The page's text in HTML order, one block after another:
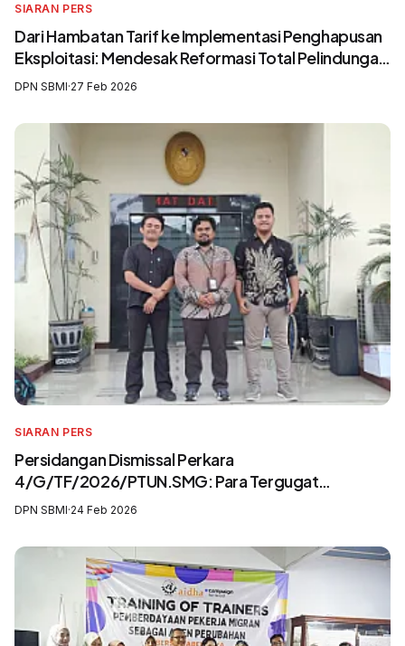
SIARAN PERS
Dari Hambatan Tarif ke Implementasi Penghapusan
Eksploitasi: Mendesak Reformasi Total Pelindungan
Awak Kapal Perikanan
DPN SBMI·27 Feb 2026
SIARAN PERS
Persidangan Dismissal Perkara
4/G/TF/2026/PTUN.SMG: Para Tergugat
Mengingkari SIP3MI dan Mengabaikan UU
DPN SBMI·24 Feb 2026